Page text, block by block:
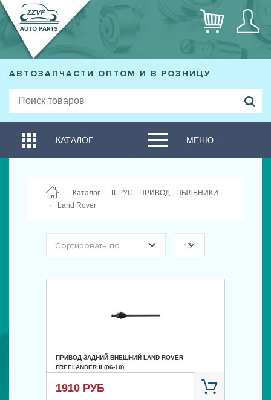
АВТОЗАПЧАСТИ ОПТОМ И В РОЗНИЦУ
КАТАЛОГ МЕНЮ
Каталог
ШРУС - ПРИВОД - ПЫЛЬНИКИ
Land Rover
Сортировать по 15
ПРИВОД ЗАДНИЙ ВНЕШНИЙ LAND ROVER
FREELANDER II (06-10)
1910 РУБ